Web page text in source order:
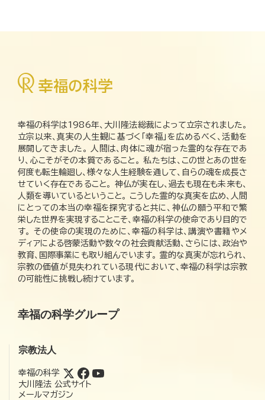
幸福の科学は1986年、大川隆法総裁によって立宗されました。
立宗以来、真実の人生観に基づく「幸福」を広めるべく、活動を
展開してきました。 人間は、肉体に魂が宿った霊的な存在であ
り、心こそがその本質であること。 私たちは、この世とあの世を
何度も転生輪廻し、様々な人生経験を通して、自らの魂を成長さ
せていく存在であること。 神仏が実在し、過去も現在も未来も、
人類を導いているということ。 こうした霊的な真実を広め、人間
にとっての本当の幸福を探究すると共に、神仏の願う平和で繁
栄した世界を実現することこそ、幸福の科学の使命であり目的で
す。 その使命の実現のために、幸福の科学は、講演や書籍やメ
ディアによる啓蒙活動や数々の社会貢献活動、さらには、政治や
教育、国際事業にも取り組んでいます。 霊的な真実が忘れられ、
宗教の価値が見失われている現代において、幸福の科学は宗教
の可能性に挑戦し続けています。
幸福の科学グループ
宗教法人
幸福の科学
大川隆法 公式サイト
メールマガジン